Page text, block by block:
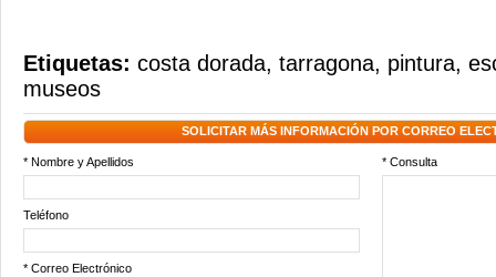
Etiquetas: costa dorada, tarragona, pintura,
museos
SOLICITAR MÁS INFORMACIÓN POR CORREO
* Nombre y Apellidos * Consulta
Teléfono
* Correo Electrónico